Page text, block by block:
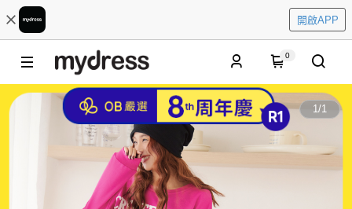
開啟APP
0
1/1